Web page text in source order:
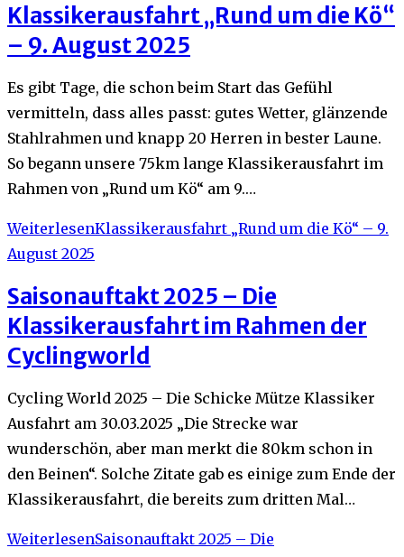
Klassikerausfahrt „Rund um die Kö“
– 9. August 2025
Es gibt Tage, die schon beim Start das Gefühl
vermitteln, dass alles passt: gutes Wetter, glänzende
Stahlrahmen und knapp 20 Herren in bester Laune.
So begann unsere 75km lange Klassikerausfahrt im
Rahmen von „Rund um Kö“ am 9.…
WeiterlesenKlassikerausfahrt „Rund um die Kö“ – 9.
August 2025
Saisonauftakt 2025 – Die
Klassikerausfahrt im Rahmen der
Cyclingworld
Cycling World 2025 – Die Schicke Mütze Klassiker
Ausfahrt am 30.03.2025 „Die Strecke war
wunderschön, aber man merkt die 80km schon in
den Beinen“. Solche Zitate gab es einige zum Ende der
Klassikerausfahrt, die bereits zum dritten Mal…
WeiterlesenSaisonauftakt 2025 – Die